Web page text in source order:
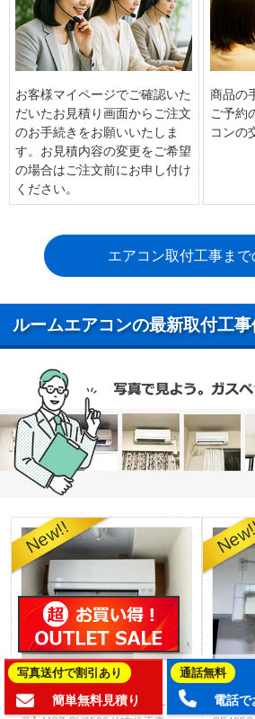
お客様マイページでご確認いた
だいたお見積り画面からご注文
のお手続きをお願いいたしま
す。お見積内容の変更をご希望
の場合はご注文前にお申し付け
ください。
商品の
ご予約
コンの
エアコン取付工事まで
ルームエアコンの最新取付工事
大阪府大阪市福島区 F 様邸
エアコン【三菱】MSZ-J258→【三
愛知県
エアコ
写真送付で割引あり
簡単無料見積り
通話無料
電話で